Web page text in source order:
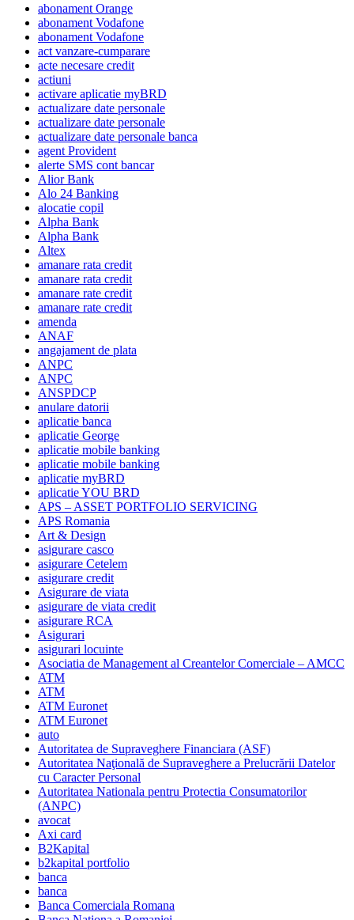
abonament Orange
abonament Vodafone
abonament Vodafone
act vanzare-cumparare
acte necesare credit
actiuni
activare aplicatie myBRD
actualizare date personale
actualizare date personale
actualizare date personale banca
agent Provident
alerte SMS cont bancar
Alior Bank
Alo 24 Banking
alocatie copil
Alpha Bank
Alpha Bank
Altex
amanare rata credit
amanare rata credit
amanare rate credit
amanare rate credit
amenda
ANAF
angajament de plata
ANPC
ANPC
ANSPDCP
anulare datorii
aplicatie banca
aplicatie George
aplicatie mobile banking
aplicatie mobile banking
aplicatie myBRD
aplicatie YOU BRD
APS – ASSET PORTFOLIO SERVICING
APS Romania
Art & Design
asigurare casco
asigurare Cetelem
asigurare credit
Asigurare de viata
asigurare de viata credit
asigurare RCA
Asigurari
asigurari locuinte
Asociatia de Management al Creantelor Comerciale – AMCC
ATM
ATM
ATM Euronet
ATM Euronet
auto
Autoritatea de Supraveghere Financiara (ASF)
Autoritatea Naţională de Supraveghere a Prelucrării Datelor
cu Caracter Personal
Autoritatea Nationala pentru Protectia Consumatorilor
(ANPC)
avocat
Axi card
B2Kapital
b2kapital portfolio
banca
banca
Banca Comerciala Romana